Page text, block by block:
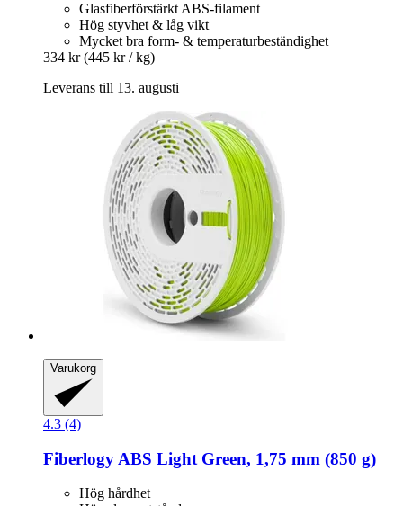
Glasfiberförstärkt ABS-filament
Hög styvhet & låg vikt
Mycket bra form- & temperaturbeständighet
334 kr (445 kr / kg)
Leverans till 13. augusti
Varukorg
4.3 (4)
Fiberlogy ABS Light Green, 1,75 mm (850 g)
Hög hårdhet